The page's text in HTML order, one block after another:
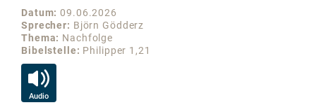
Datum 09.06.2026
Sprecher
Björn Gödderz
Thema
Nachfolge
Bibelstelle
Philipper 1,21
Audio